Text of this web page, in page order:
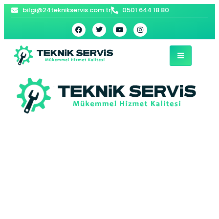
bilgi@24teknikservis.com.tr 0501 644 18 80